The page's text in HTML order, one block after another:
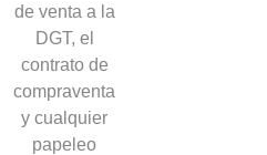
de venta a la
DGT, el
contrato de
compraventa
y cualquier
papeleo